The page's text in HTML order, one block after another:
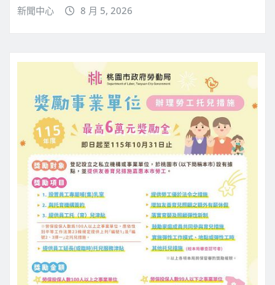
新聞中心 8 月 5, 2026